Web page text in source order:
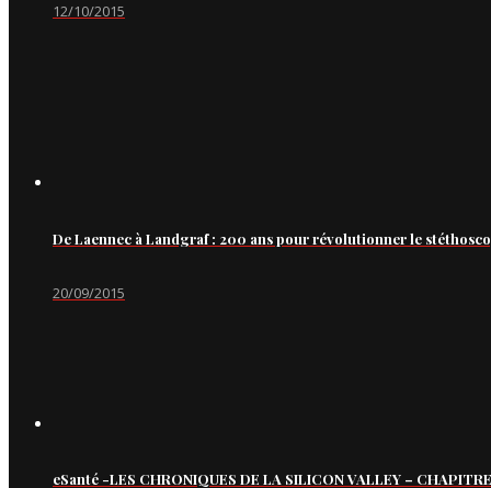
12/10/2015
De Laennec à Landgraf : 200 ans pour révolutionner le
20/09/2015
eSanté -LES CHRONIQUES DE LA SILICON VALLEY –